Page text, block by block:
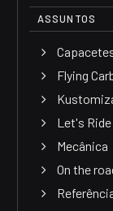
ASSUNTOS
Flying
Let's Ride
Mecânica
On the